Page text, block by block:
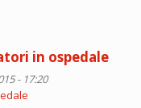
in ospedale
- 17:20